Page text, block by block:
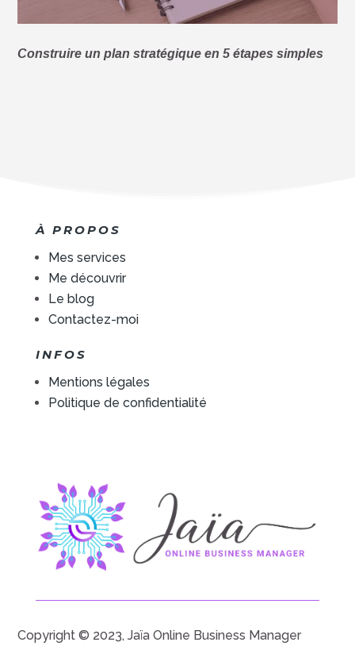
Construire un plan stratégique en 5 étapes simples
À PROPOS
Mes services
Me découvrir
Le blog
Contactez-moi
INFOS
Mentions légales
Politique de confidentialité
Copyright © 2023, Jaïa Online Business Manager